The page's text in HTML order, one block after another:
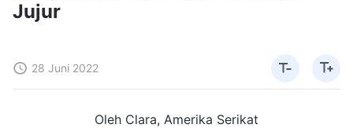
Jujur
28 Juni 2022
Oleh Clara, Amerika Serikat